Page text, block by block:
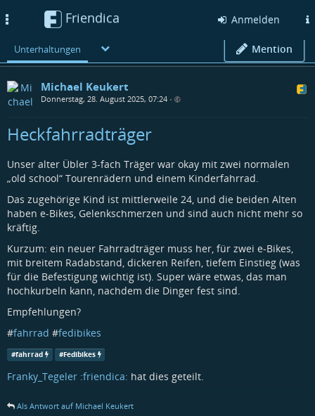
Friendica Anmelden
Unterhaltungen Mention
Michael Keukert
Donnerstag, 28. August 2025, 07:24 •
Heckfahrradträger
Unser alter Übler 3-fach Träger war okay mit zwei normalen
„old school“ Tourenrädern und einem Kinderfahrrad.
Das zugehörige Kind ist mittlerweile 24, und die beiden Alten
haben e-Bikes, Gelenkschmerzen und sind auch nicht mehr so
kräftig.
Kurzum: ein neuer Fahrradträger muss her, für zwei e-Bikes,
mit breitem Radabstand, dickeren Reifen, tiefem Einstieg (was
für die Befestigung wichtig ist). Super wäre etwas, das man
hochkurbeln kann, nachdem die Dinger fest sind.
Empfehlungen?
#fahrrad #fedibikes
#fahrrad #Fedibikes
Franky_Tegeler :friendica: hat dies geteilt.
Als Antwort auf Michael Keukert